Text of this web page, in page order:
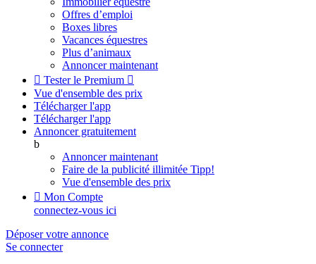
Offres d’emploi
Boxes libres
Vacances équestres
Plus d’animaux
Annoncer maintenant
 Tester le Premium 
Vue d'ensemble des prix
Télécharger l'app
Télécharger l'app
Annoncer gratuitement
b
Annoncer maintenant
Faire de la publicité illimitée Tipp!
Vue d'ensemble des prix
 Mon Compte
connectez-vous ici
Déposer votre annonce
Se connecter